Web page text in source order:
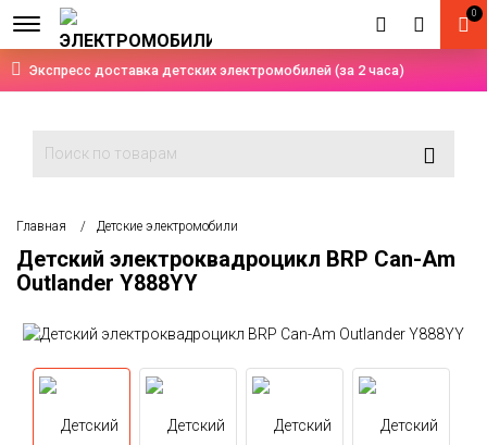
Экспресс доставка детских электромобилей (за 2 часа)
0
Главная Детские электромобили
Детский электроквадроцикл BRP Can-Am
Outlander Y888YY